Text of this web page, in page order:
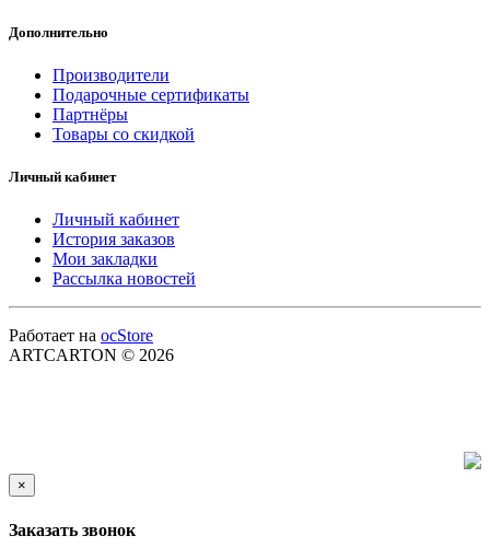
Дополнительно
Производители
Подарочные сертификаты
Партнёры
Товары со скидкой
Личный кабинет
Личный кабинет
История заказов
Мои закладки
Рассылка новостей
Работает на ocStore
ARTCARTON © 2026
×
Заказать звонок